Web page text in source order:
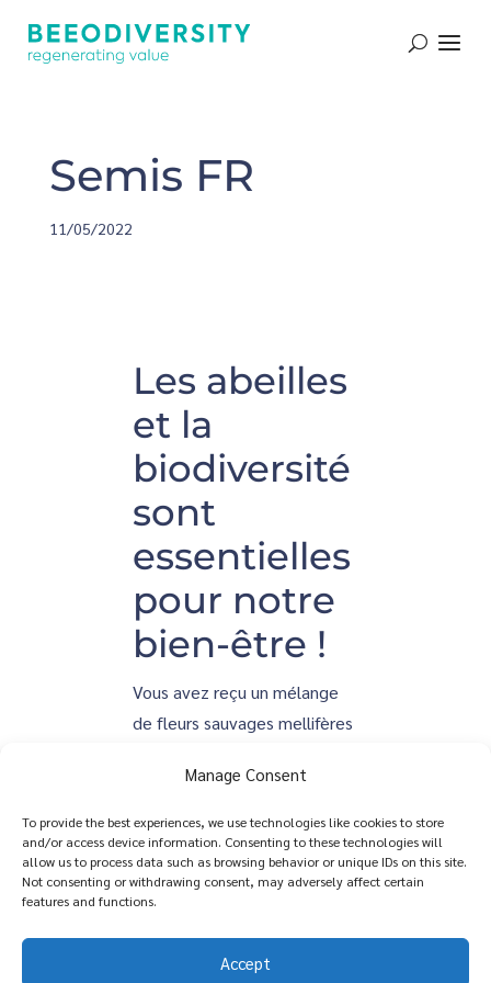
Manage Consent
To provide the best experiences, we use technologies like cookies to store
and/or access device information. Consenting to these technologies will
allow us to process data such as browsing behavior or unique IDs on this site.
Not consenting or withdrawing consent, may adversely affect certain
features and functions.
Accept
Semis FR
11/05/2022
Les abeilles
et la
biodiversité
sont
essentielles
pour notre
bien-être !
Vous avez reçu un mélange
de fleurs sauvages mellifères
instructions de semis ? Faites
partie de la solution, agissons
ensemble pour la
régénération et la
préservation de la
biodiversité.